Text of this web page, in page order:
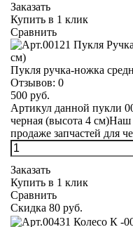
Заказать
Купить в 1 клик
Сравнить
Пукля ручка-ножка
Отзывов: 0
500 руб.
Артикул данной пукли
черная (высота 4 см)Наш
продаже запчастей для
Заказать
Купить в 1 клик
Сравнить
Скидка 80 руб.